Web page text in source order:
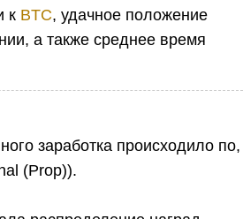
к BTC, удачное положение
а также среднее время
заработка происходило по,
(Prop)).